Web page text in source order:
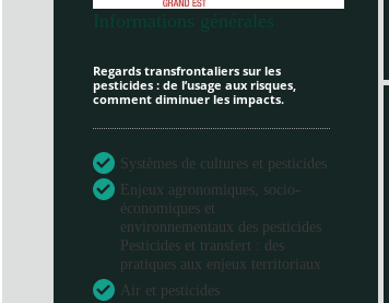
Informations générales
Regards transfrontaliers sur les
pesticides : de l’usage aux risques,
comment diminuer les impacts.
Systèmes de cultures et pesticides
Enjeux agronomiques, socio-
économiques et
environnementaux des pesticides
Pesticides et transfert : des
pratiques aux enjeux territoriaux
Air et pesticides